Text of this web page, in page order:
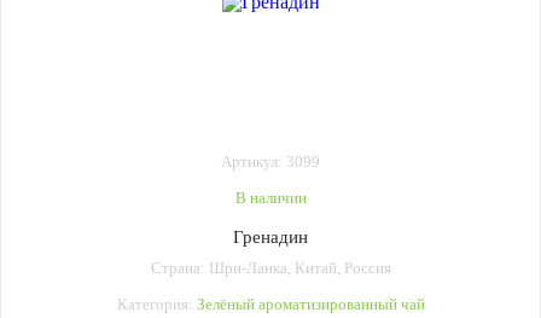
Артикул: 3099
В наличии
Гренадин
Страна: Шри-Ланка, Китай, Россия
Категория: Зелёный ароматизированный чай